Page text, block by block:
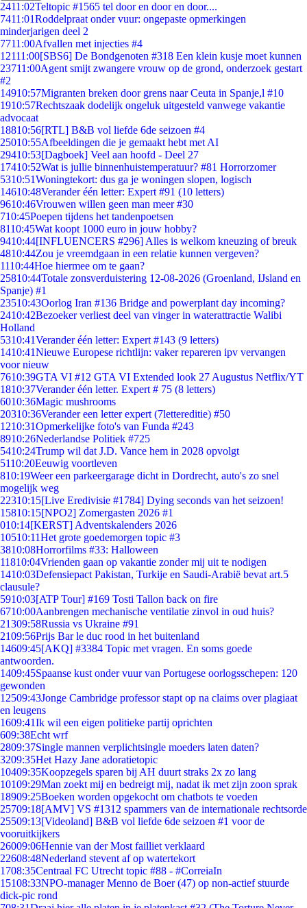
2411:02Teltopic #1565 tel door en door en door....
7411:01Roddelpraat onder vuur: ongepaste opmerkingen
minderjarigen deel 2
7711:00Afvallen met injecties #4
12111:00[SBS6] De Bondgenoten #318 Een klein kusje moet kunnen
23711:00Agent smijt zwangere vrouw op de grond, onderzoek gestart
#2
14910:57Migranten breken door grens naar Ceuta in Spanje,l #10
1910:57Rechtszaak dodelijk ongeluk uitgesteld vanwege vakantie
advocaat
18810:56[RTL] B&B vol liefde 6de seizoen #4
25010:55Afbeeldingen die je gemaakt hebt met AI
29410:53[Dagboek] Veel aan hoofd - Deel 27
17410:52Wat is jullie binnenhuistemperatuur? #81 Horrorzomer
5310:51Woningtekort: dus ga je woningen slopen, logisch
14610:48Verander één letter: Expert #91 (10 letters)
9610:46Vrouwen willen geen man meer #30
710:45Poepen tijdens het tandenpoetsen
8110:45Wat koopt 1000 euro in jouw hobby?
9410:44[INFLUENCERS #296] Alles is welkom kneuzing of breuk
4810:44Zou je vreemdgaan in een relatie kunnen vergeven?
1110:44Hoe hiermee om te gaan?
25810:44Totale zonsverduistering 12-08-2026 (Groenland, IJsland en
Spanje) #1
23510:43Oorlog Iran #136 Bridge and powerplant day incoming?
2410:42Bezoeker verliest deel van vinger in waterattractie Walibi
Holland
5310:41Verander één letter: Expert #143 (9 letters)
1410:41Nieuwe Europese richtlijn: vaker repareren ipv vervangen
voor nieuw
7610:39GTA VI #12 GTA VI Extended look 27 Augustus Netflix/YT
1810:37Verander één letter. Expert # 75 (8 letters)
6010:36Magic mushrooms
20310:36Verander een letter expert (7lettereditie) #50
1210:31Opmerkelijke foto's van Funda #243
8910:26Nederlandse Politiek #725
5410:24Trump wil dat J.D. Vance hem in 2028 opvolgt
5110:20Eeuwig voortleven
810:19Weer een parkeergarage dicht in Dordrecht, auto's zo snel
mogelijk weg
22310:15[Live Eredivisie #1784] Dying seconds van het seizoen!
15810:15[NPO2] Zomergasten 2026 #1
010:14[KERST] Adventskalenders 2026
10510:11Het grote goedemorgen topic #3
3810:08Horrorfilms #33: Halloween
11810:04Vrienden gaan op vakantie zonder mij uit te nodigen
1410:03Defensiepact Pakistan, Turkije en Saudi-Arabië bevat art.5
clausule?
5910:03[ATP Tour] #169 Tosti Tallon back on fire
6710:00Aanbrengen mechanische ventilatie zinvol in oud huis?
21309:58Russia vs Ukraine #91
2109:56Prijs Bar le duc rood in het buitenland
14609:45[AKQ] #3384 Topic met vragen. En soms goede
antwoorden.
1409:45Spaanse kust onder vuur van Portugese oorlogsschepen: 120
gewonden
12509:43Jonge Cambridge professor stapt op na claims over plagiaat
en leugens
1609:41Ik wil een eigen politieke partij oprichten
609:38Echt wrf
2809:37Single mannen verplichtsingle moeders laten daten?
3209:35Het Hazy Jane adoratietopic
10409:35Koopzegels sparen bij AH duurt straks 2x zo lang
10109:29Man zoekt mij en bedreigt mij, nadat ik met zijn zoon sprak
18909:25Boeken worden opgekocht om chatbots te voeden
25709:18[AMV] VS #1312 spammers van de internationale rechtsorde
25509:13[Videoland] B&B vol liefde 6de seizoen #1 voor de
vooruitkijkers
26009:06Hennie van der Most failliet verklaard
22608:48Nederland stevent af op watertekort
1708:35Centraal FC Utrecht topic #88 - #CorreiaIn
15108:33NPO-manager Menno de Boer (47) op non-actief stuurde
dick-pic rond